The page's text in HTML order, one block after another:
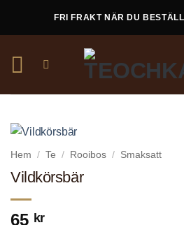
FRI FRAKT NÄR DU
Hem / Te / Rooibos / Smaksatt
Vildkörsbär
65 kr